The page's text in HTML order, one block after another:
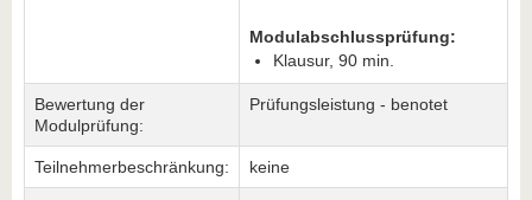
Modulabschlussprüfung:
Klausur, 90 min.
Bewertung der
Modulprüfung:
Prüfungsleistung - benotet
Teilnehmerbeschränkung: keine